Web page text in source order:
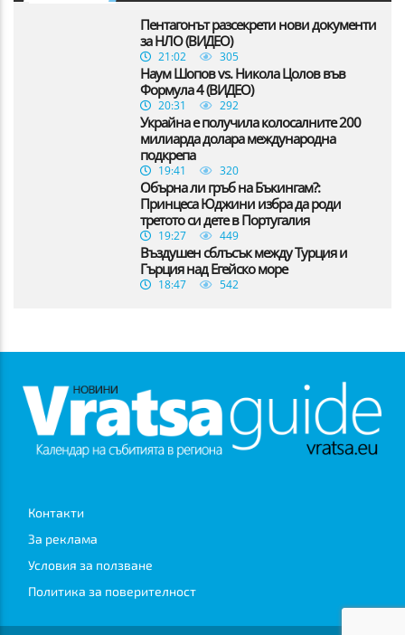
Пентагонът разсекрети нови документи
за НЛО (ВИДЕО)
21:02 305
Наум Шопов vs. Никола Цолов във
Формула 4 (ВИДЕО)
20:31 292
Украйна е получила колосалните 200
милиарда долара международна
подкрепа
19:41 320
Обърна ли гръб на Бъкингам?:
Принцеса Юджини избра да роди
третото си дете в Португалия
19:27 449
Въздушен сблъсък между Турция и
Гърция над Егейско море
18:47 542
Контакти
За реклама
Условия за ползване
Политика за поверителност